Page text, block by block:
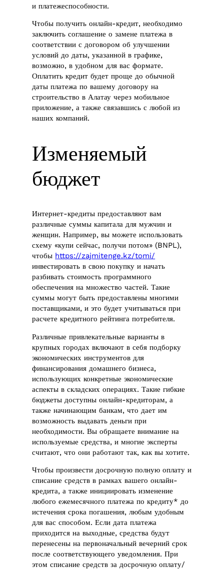
и платежеспособности.
Чтобы получить онлайн-кредит, необходимо
заключить соглашение о замене платежа в
соответствии с договором об улучшении
условий до даты, указанной в графике,
возможно, в удобном для вас формате.
Оплатить кредит будет проще до обычной
даты платежа по вашему договору на
строительство в Алатау через мобильное
приложение, а также связавшись с любой из
наших компаний.
Изменяемый
бюджет
Интернет-кредиты предоставляют вам
различные суммы капитала для мужчин и
женщин. Например, вы можете использовать
схему «купи сейчас, получи потом» (BNPL),
чтобы https://zajmitenge.kz/tomi/
инвестировать в свою покупку и начать
разбивать стоимость программного
обеспечения на множество частей. Такие
суммы могут быть предоставлены многими
поставщиками, и это будет учитываться при
расчете кредитного рейтинга потребителя.
Различные привлекательные варианты в
крупных городах включают в себя подборку
экономических инструментов для
финансирования домашнего бизнеса,
использующих конкретные экономические
аспекты в складских операциях. Такие гибкие
бюджеты доступны онлайн-кредиторам, а
также начинающим банкам, что дает им
возможность выдавать деньги при
необходимости. Вы обращаете внимание на
используемые средства, и многие эксперты
считают, что они работают так, как вы хотите.
Чтобы произвести досрочную полную оплату и
списание средств в рамках вашего онлайн-
кредита, а также инициировать изменение
любого ежемесячного платежа по кредиту* до
истечения срока погашения, любым удобным
для вас способом. Если дата платежа
приходится на выходные, средства будут
перенесены на первоначальный вечерний срок
после соответствующего уведомления. При
этом списание средств за досрочную оплату/